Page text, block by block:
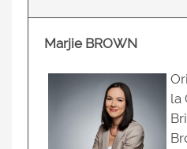
Marjie BROWN
la